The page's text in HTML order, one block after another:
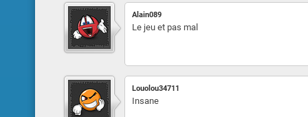
Alain089
Le jeu et pas mal
Louolou34711
Insane